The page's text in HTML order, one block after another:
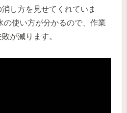
し方を見せてくれていま
の使い方が分かるので、作業
が減ります。